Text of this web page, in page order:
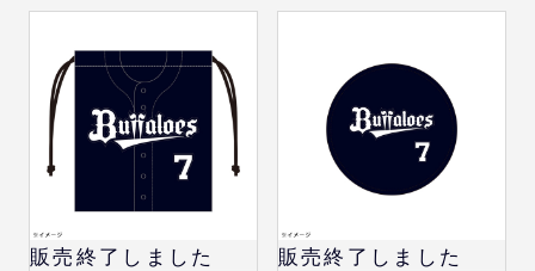
販売終了しました 販売終了しました